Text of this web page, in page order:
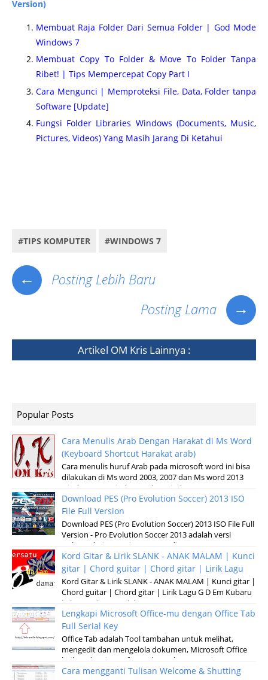
Version)
Membuat Raja Folder Dari Semua Folder | God Mode
Windows 7
Membuat Copy To Folder & Move To Folder Tanpa
Ribet! | Tips Mempercepat Copy Part I
Cara Mengunci | Memproteksi File, Data, Folder tanpa
Software [Update]
Fungsi Folder Libraries Windows (Documents, Music,
Pictures, Videos) Yang Masih Jarang Di Ketahui
#TIPS KOMPUTER #WINDOWS 7
←
Posting Lebih Baru
Posting Lama
→
Artikel OM KrisLainnya :
Popular Posts
Cara Menulis Arab Dengan Harakat di Ms Word
(Keyboard Shortcut Harakat arab)
Cara menulis huruf Arab pada microsoft word ini bisa
dilakukan di Ms word 2003, 2007 dan Ms word 2013
windows XP, Windows 7 dan windows v...
Download PES (Pro Evolution Soccer) 2013 ISO
File Full Version
Download PES (Pro Evolution Soccer) 2013 ISO File Full
Version - Pro Evolution Soccer 2013 adalah versi
terbaru dari permainan pertandinga...
Kord Gitar & Lirik SLANK - ANAK MALAM | Kunci
gitar | Chord guitar | Chord gitar | Lirik Lagu
Kord Gitar & Lirik SLANK - ANAK MALAM | Kunci gitar |
Chord guitar | Chord gitar | Lirik Lagu G D Em Kubaru
keluar malam Setelah sun...
Lengkapi Microsoft Office-mu dengan Office Tab
Full Serial Key
Office Tab adalah Tool tambahan untuk melihat,
mengedit dan mengelola dokumen, Microsoft Office
baik pada microsoft Word, Excel, Powerpoint...
Cara mengganti Tulisan Welcome & Shutting